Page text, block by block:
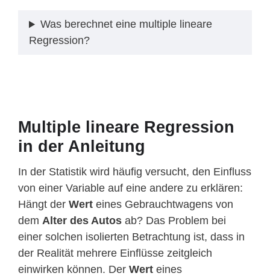
Was berechnet eine multiple lineare
Regression?
Multiple lineare Regression
in der Anleitung
In der Statistik wird häufig versucht, den Einfluss
von einer Variable auf eine andere zu erklären:
Hängt der Wert eines Gebrauchtwagens von
dem Alter des Autos ab? Das Problem bei
einer solchen isolierten Betrachtung ist, dass in
der Realität mehrere Einflüsse zeitgleich
einwirken können. Der Wert eines